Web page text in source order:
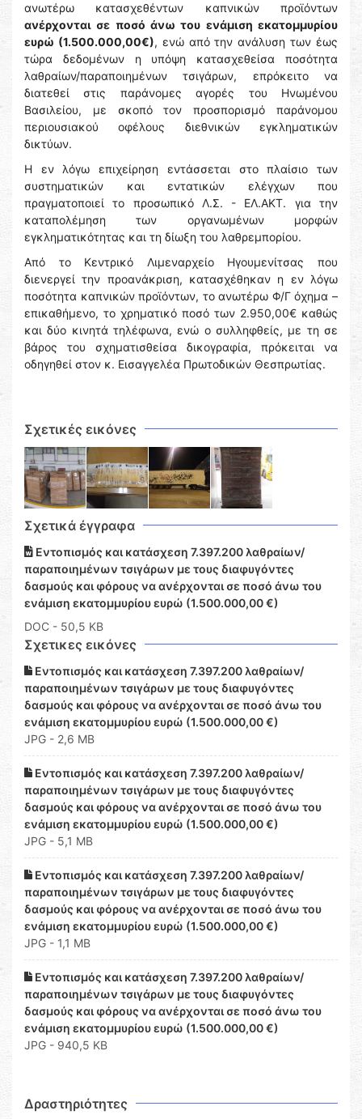
ανωτέρω κατασχεθέντων καπνικών προϊόντων
ανέρχονται σε ποσό άνω του ενάμιση εκατομμυρίου
ευρώ (1.500.000,00€), ενώ από την ανάλυση των έως
τώρα δεδομένων η υπόψη κατασχεθείσα ποσότητα
λαθραίων/παραποιημένων τσιγάρων, επρόκειτο να
διατεθεί στις παράνομες αγορές του Ηνωμένου
Βασιλείου, με σκοπό τον προσπορισμό παράνομου
περιουσιακού οφέλους διεθνικών εγκληματικών
δικτύων.
Η εν λόγω επιχείρηση εντάσσεται στο πλαίσιο των
συστηματικών και εντατικών ελέγχων που
πραγματοποιεί το προσωπικό Λ.Σ. - ΕΛ.ΑΚΤ. για την
καταπολέμηση των οργανωμένων μορφών
εγκληματικότητας και τη δίωξη του λαθρεμπορίου.
Από το Κεντρικό Λιμεναρχείο Ηγουμενίτσας που
διενεργεί την προανάκριση, κατασχέθηκαν η εν λόγω
ποσότητα καπνικών προϊόντων, το ανωτέρω Φ/Γ όχημα –
επικαθήμενο, το χρηματικό ποσό των 2.950,00€ καθώς
και δύο κινητά τηλέφωνα, ενώ ο συλληφθείς, με τη σε
βάρος του σχηματισθείσα δικογραφία, πρόκειται να
οδηγηθεί στον κ. Εισαγγελέα Πρωτοδικών Θεσπρωτίας.
Σχετικές εικόνες
Σχετικά έγγραφα
Εντοπισμός και κατάσχεση 7.397.200 λαθραίων/
παραποιημένων τσιγάρων με τους διαφυγόντες
δασμούς και φόρους να ανέρχονται σε ποσό άνω του
ενάμιση εκατομμυρίου ευρώ (1.500.000,00 €)
DOC - 50,5 KB
Σχετικες εικόνες
Εντοπισμός και κατάσχεση 7.397.200 λαθραίων/
παραποιημένων τσιγάρων με τους διαφυγόντες
δασμούς και φόρους να ανέρχονται σε ποσό άνω του
ενάμιση εκατομμυρίου ευρώ (1.500.000,00 €)
JPG - 2,6 MB
Εντοπισμός και κατάσχεση 7.397.200 λαθραίων/
παραποιημένων τσιγάρων με τους διαφυγόντες
δασμούς και φόρους να ανέρχονται σε ποσό άνω του
ενάμιση εκατομμυρίου ευρώ (1.500.000,00 €)
JPG - 5,1 MB
Εντοπισμός και κατάσχεση 7.397.200 λαθραίων/
παραποιημένων τσιγάρων με τους διαφυγόντες
δασμούς και φόρους να ανέρχονται σε ποσό άνω του
ενάμιση εκατομμυρίου ευρώ (1.500.000,00 €)
JPG - 1,1 MB
Εντοπισμός και κατάσχεση 7.397.200 λαθραίων/
παραποιημένων τσιγάρων με τους διαφυγόντες
δασμούς και φόρους να ανέρχονται σε ποσό άνω του
ενάμιση εκατομμυρίου ευρώ (1.500.000,00 €)
JPG - 940,5 KB
Δραστηριότητες